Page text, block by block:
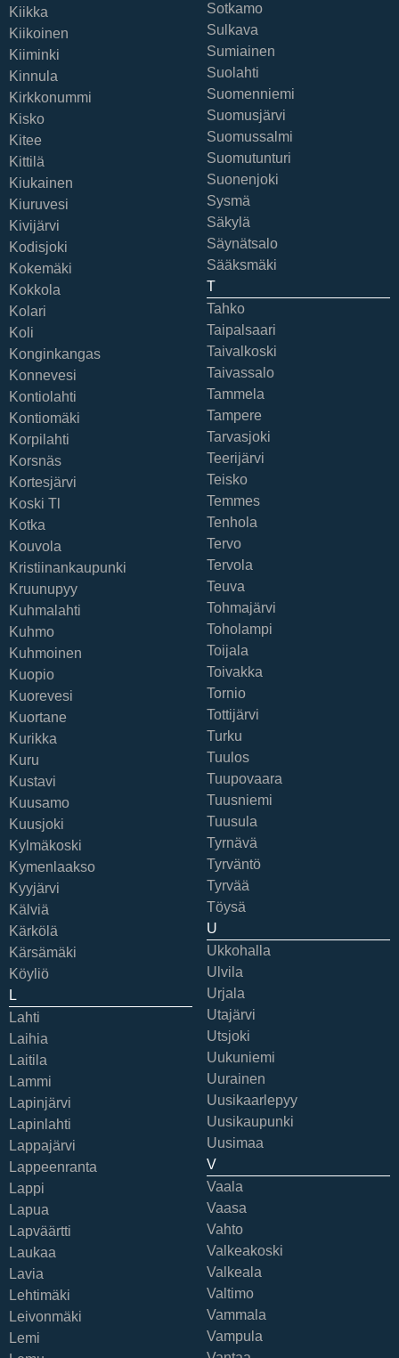
Kiikka
Kiikoinen
Kiiminki
Kinnula
Kirkkonummi
Kisko
Kitee
Kittilä
Kiukainen
Kiuruvesi
Kivijärvi
Kodisjoki
Kokemäki
Kokkola
Kolari
Koli
Konginkangas
Konnevesi
Kontiolahti
Kontiomäki
Korpilahti
Korsnäs
Kortesjärvi
Koski Tl
Kotka
Kouvola
Kristiinankaupunki
Kruunupyy
Kuhmalahti
Kuhmo
Kuhmoinen
Kuopio
Kuorevesi
Kuortane
Kurikka
Kuru
Kustavi
Kuusamo
Kuusjoki
Kylmäkoski
Kymenlaakso
Kyyjärvi
Kälviä
Kärkölä
Kärsämäki
Köyliö
L
Lahti
Laihia
Laitila
Lammi
Lapinjärvi
Lapinlahti
Lappajärvi
Lappeenranta
Lappi
Lapua
Lapväärtti
Laukaa
Lavia
Lehtimäki
Leivonmäki
Lemi
Sotkamo
Sulkava
Sumiainen
Suolahti
Suomenniemi
Suomusjärvi
Suomussalmi
Suomutunturi
Suonenjoki
Sysmä
Säkylä
Säynätsalo
Sääksmäki
T
Tahko
Taipalsaari
Taivalkoski
Taivassalo
Tammela
Tampere
Tarvasjoki
Teerijärvi
Teisko
Temmes
Tenhola
Tervo
Tervola
Teuva
Tohmajärvi
Toholampi
Toijala
Toivakka
Tornio
Tottijärvi
Turku
Tuulos
Tuupovaara
Tuusniemi
Tuusula
Tyrnävä
Tyrväntö
Tyrvää
Töysä
U
Ukkohalla
Ulvila
Urjala
Utajärvi
Utsjoki
Uukuniemi
Uurainen
Uusikaarlepyy
Uusikaupunki
Uusimaa
V
Vaala
Vaasa
Vahto
Valkeakoski
Valkeala
Valtimo
Vammala
Vampula